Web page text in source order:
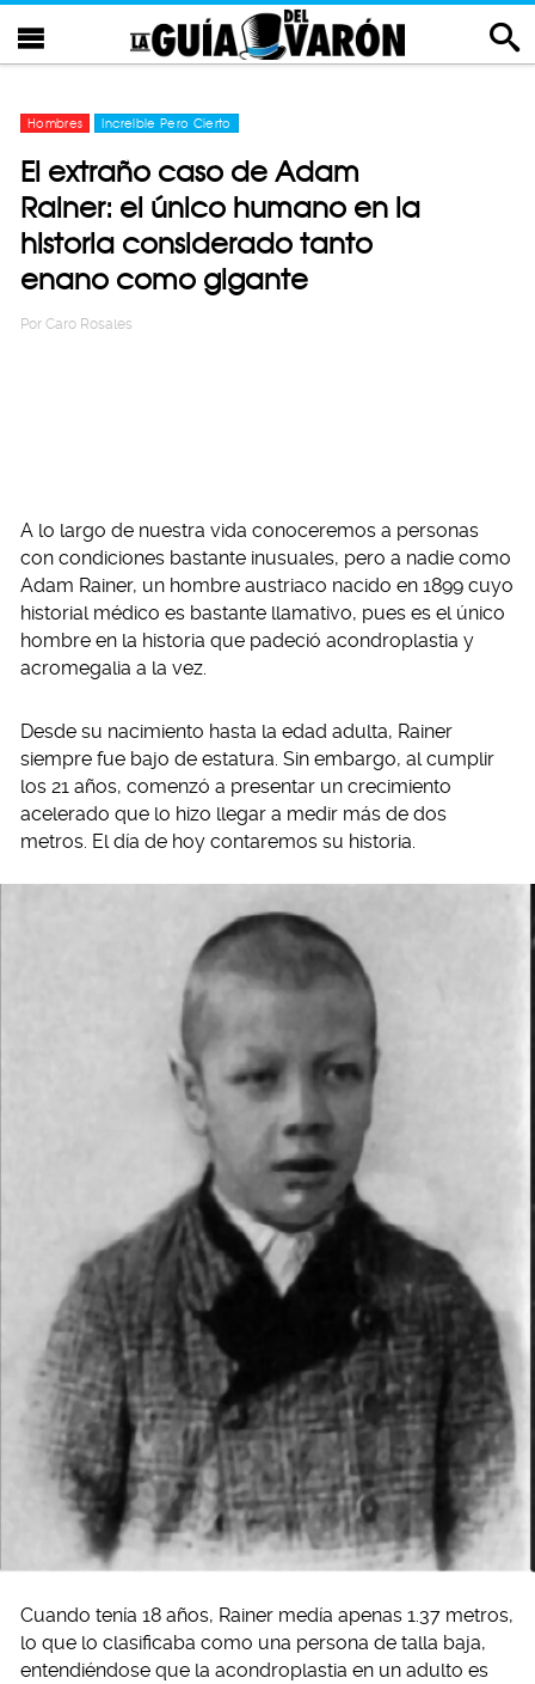
Hombres Increíble Pero Cierto
El extraño caso de Adam
Rainer: el único humano en la
historia considerado tanto
enano como gigante
Por Caro Rosales
A lo largo de nuestra vida conoceremos a personas
con condiciones bastante inusuales, pero a nadie como
Adam Rainer, un hombre austriaco nacido en 1899 cuyo
historial médico es bastante llamativo, pues es el único
hombre en la historia que padeció acondroplastia y
acromegalia a la vez.
Desde su nacimiento hasta la edad adulta, Rainer
siempre fue bajo de estatura. Sin embargo, al cumplir
los 21 años, comenzó a presentar un crecimiento
acelerado que lo hizo llegar a medir más de dos
metros. El día de hoy contaremos su historia.
Cuando tenía 18 años, Rainer medía apenas 1.37 metros,
lo que lo clasificaba como una persona de talla baja,
entendiéndose que la acondroplastia en un adulto es